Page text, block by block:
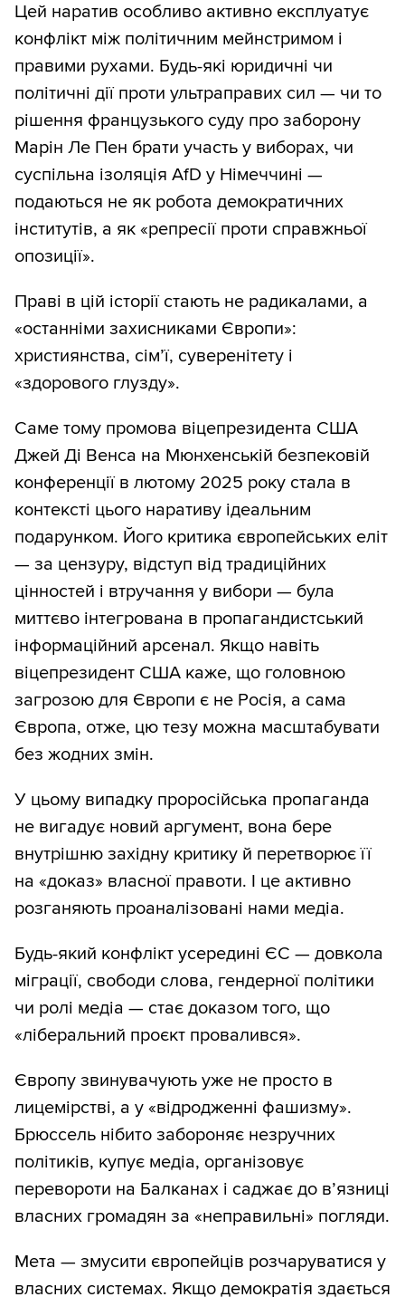
Цей наратив особливо активно експлуатує
конфлікт між політичним мейнстримом і
правими рухами. Будь-які юридичні чи
політичні дії проти ультраправих сил — чи то
рішення французького суду про заборону
Марін Ле Пен брати участь у виборах, чи
суспільна ізоляція AfD у Німеччині —
подаються не як робота демократичних
інститутів, а як «репресії проти справжньої
опозиції».
Праві в цій історії стають не радикалами, а
«останніми захисниками Європи»:
християнства, сім’ї, суверенітету і
«здорового глузду».
Саме тому промова віцепрезидента США
Джей Ді Венса на Мюнхенській безпековій
конференції в лютому 2025 року стала в
контексті цього наративу ідеальним
подарунком. Його критика європейських еліт
— за цензуру, відступ від традиційних
цінностей і втручання у вибори — була
миттєво інтегрована в пропагандистський
інформаційний арсенал. Якщо навіть
віцепрезидент США каже, що головною
загрозою для Європи є не Росія, а сама
Європа, отже, цю тезу можна масштабувати
без жодних змін.
У цьому випадку проросійська пропаганда
не вигадує новий аргумент, вона бере
внутрішню західну критику й перетворює її
на «доказ» власної правоти. І це активно
розганяють проаналізовані нами медіа.
Будь-який конфлікт усередині ЄС — довкола
міграції, свободи слова, гендерної політики
чи ролі медіа — стає доказом того, що
«ліберальний проєкт провалився».
Європу звинувачують уже не просто в
лицемірстві, а у «відродженні фашизму».
Брюссель нібито забороняє незручних
політиків, купує медіа, організовує
перевороти на Балканах і саджає до в’язниці
власних громадян за «неправильні» погляди.
Мета — змусити європейців розчаруватися у
власних системах. Якщо демократія здається